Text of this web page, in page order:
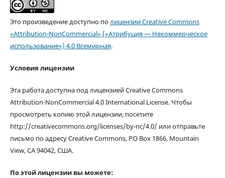
Это произведение доступно полицензии Creative Commons
«Attribution-NonCommercial» («Атрибуция — Некоммерческое
использование») 4.0 Всемирная.
Условия лицензии
Эта работа доступна под лицензией Creative Commons
Attribution-NonCommercial 4.0 International License. Чтобы
просмотреть копию этой лицензии, посетите
http://creativecommons.org/licenses/by-nc/4.0/ или отправьте
письмо по адресу Creative Commons, PO Box 1866, Mountain
View, CA 94042, США.
По этой лицензии вы можете: